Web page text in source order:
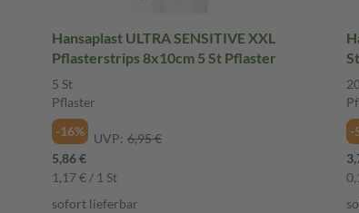
Hansaplast ULTRA SENSITIVE XXL
Pflasterstrips 8x10cm 5 St Pflaster
5 St
Pflaster
-16%
UVP: 6,95 €
5,86 €
1,17 € / 1 St
sofort lieferbar
-